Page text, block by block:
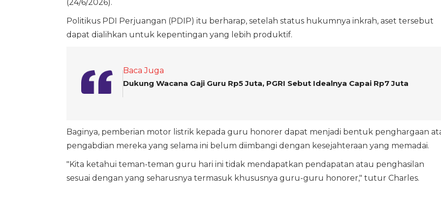
(24/6/2026).
Politikus PDI Perjuangan (PDIP) itu berharap, setelah status hukumnya inkrah, aset tersebut
dapat dialihkan untuk kepentingan yang lebih produktif.
Baca Juga
Dukung Wacana Gaji Guru Rp5 Juta, PGRI Sebut Idealnya Capai Rp7 Juta
Baginya, pemberian motor listrik kepada guru honorer dapat menjadi bentuk penghargaan
pengabdian mereka yang selama ini belum diimbangi dengan kesejahteraan yang memadai.
"Kita ketahui teman-teman guru hari ini tidak mendapatkan pendapatan atau penghasilan
sesuai dengan yang seharusnya termasuk khususnya guru-guru honorer," tutur Charles.